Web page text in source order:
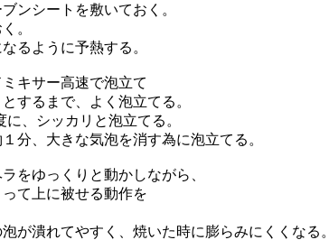
シートを敷いておく。
。
ように予熱する。
キサー高速で泡立て
するまで、よく泡立てる。
、シッカリと泡立てる。
、大きな気泡を消す為に泡立てる。
をゆっくりと動かしながら、
て上に被せる動作を
潰れてやすく、焼いた時に膨らみにくくなる。